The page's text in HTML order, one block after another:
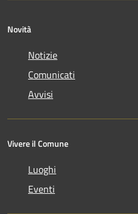
Novità
Notizie
Comunicati
Avvisi
Vivere il Comune
Luoghi
Eventi